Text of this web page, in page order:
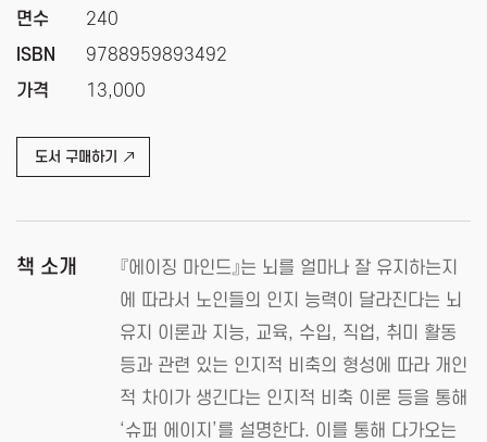
면수
ISBN
가격
240
9788959893492
13,000
도서 구매하기
책 소개
『에이징 마인드』는 뇌를 얼마나 잘 유지하는지
에 따라서 노인들의 인지 능력이 달라진다는 뇌
유지 이론과 지능, 교육, 수입, 직업, 취미 활동
등과 관련 있는 인지적 비축의 형성에 따라 개인
적 차이가 생긴다는 인지적 비축 이론 등을 통해
‘슈퍼 에이지’를 설명한다. 이를 통해 다가오는